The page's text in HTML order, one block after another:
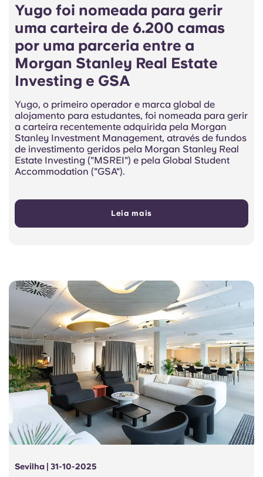
Yugo foi nomeada para gerir
uma carteira de 6.200 camas
por uma parceria entre a
Morgan Stanley Real Estate
Investing e GSA
Yugo, o primeiro operador e marca global de
alojamento para estudantes, foi nomeada para gerir
a carteira recentemente adquirida pela Morgan
Stanley Investment Management, através de fundos
de investimento geridos pela Morgan Stanley Real
Estate Investing ("MSREI") e pela Global Student
Accommodation ("GSA").
Leia mais
Sevilha | 31-10-2025